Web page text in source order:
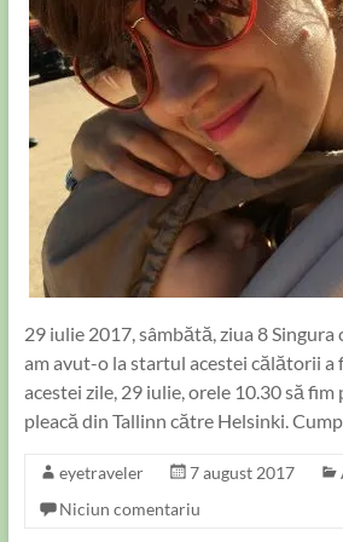
29 iulie 2017, sâmbătă, ziua 8 Singura
am avut-o la startul acestei călătorii a
acestei zile, 29 iulie, orele 10.30 să
pleacă din Tallinn către Helsinki.
eyetraveler 7 august 2017
Niciun comentariu